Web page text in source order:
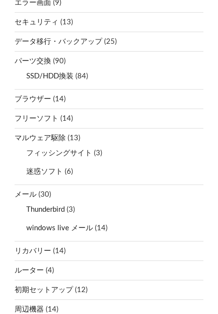
エラー画面 (9)
セキュリティ (13)
データ移行・バックアップ(25)
パーツ交換 (90)
SSD/HDD換装 (84)
ブラウザー (14)
フリーソフト (14)
マルウェア駆除 (13)
フィッシングサイト (3)
迷惑ソフト (6)
メール (30)
Thunderbird (3)
windows live メール (14)
リカバリー (14)
ルーター (4)
初期セットアップ(12)
周辺機器 (14)